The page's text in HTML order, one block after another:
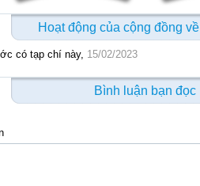
Hoạt động của cộng đồng
có tạp chí này, 15/02/2023
Bình luận bạn đọc